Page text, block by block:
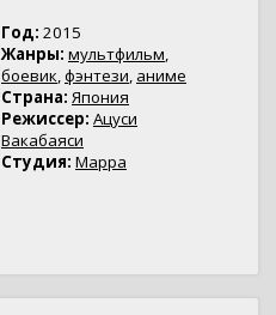
Год: 2015
Жанры: мультфильм,
боевик,фэнтези, аниме
Страна: Япония
Режиссер: Ацуси
Вакабаяси
Студия: Mappa